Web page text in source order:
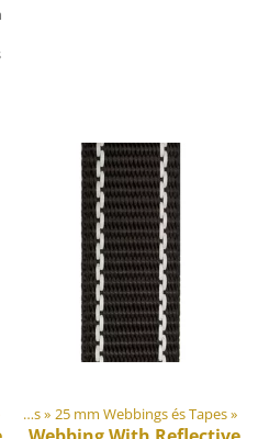
Webbings and Tapes‪» 25 mm Webbings és Tapes‪»